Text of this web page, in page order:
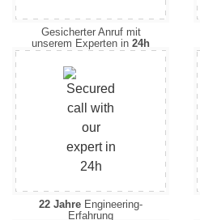
Gesicherter Anruf mit
unserem Experten in 24h
22 Jahre Engineering-
Erfahrung